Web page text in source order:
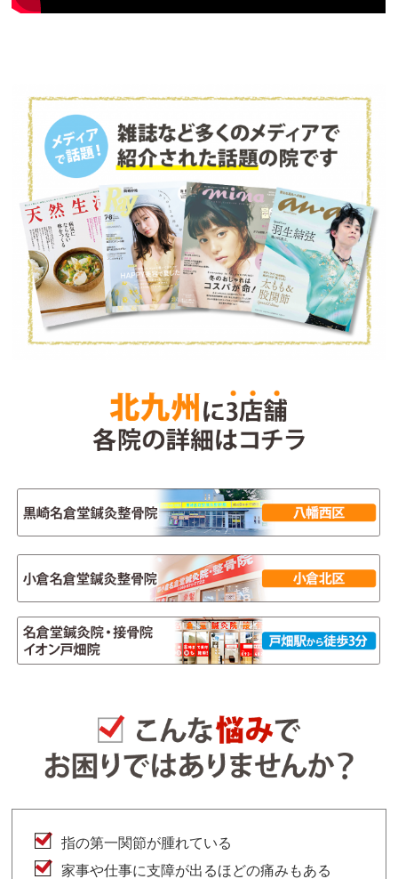
指の第一関節が腫れている
家事や仕事に支障が出るほどの痛みもある